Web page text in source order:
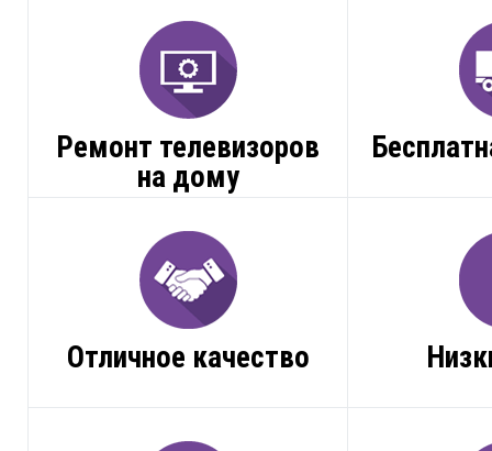
Ремонт телевизоров
на дому
Отличное качество